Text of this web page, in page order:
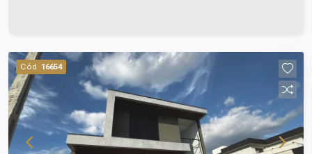
empregada; - Hobby box; - Aquecimento central; -
02 vagas de garagem. Lazer no condomínio: -
Churrasqueira; - Salão de festas; - portaria 24
horas.
Cód. 16654